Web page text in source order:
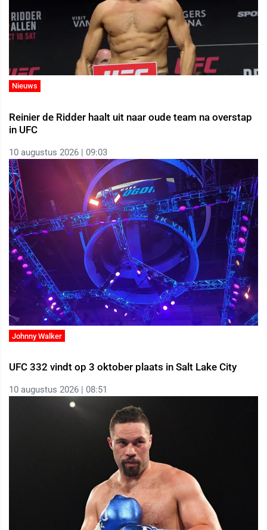
Nieuws
Reinier de Ridder haalt uit naar oude team na overstap
in UFC
10 augustus 2026 | 09:03
Johnny Walker
UFC 332 vindt op 3 oktober plaats in Salt Lake City
10 augustus 2026 | 08:51